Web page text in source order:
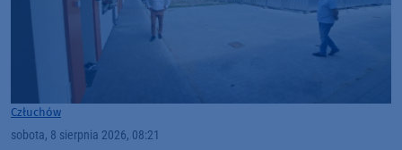
Człuchów
sobota, 8 sierpnia 2026, 08:21